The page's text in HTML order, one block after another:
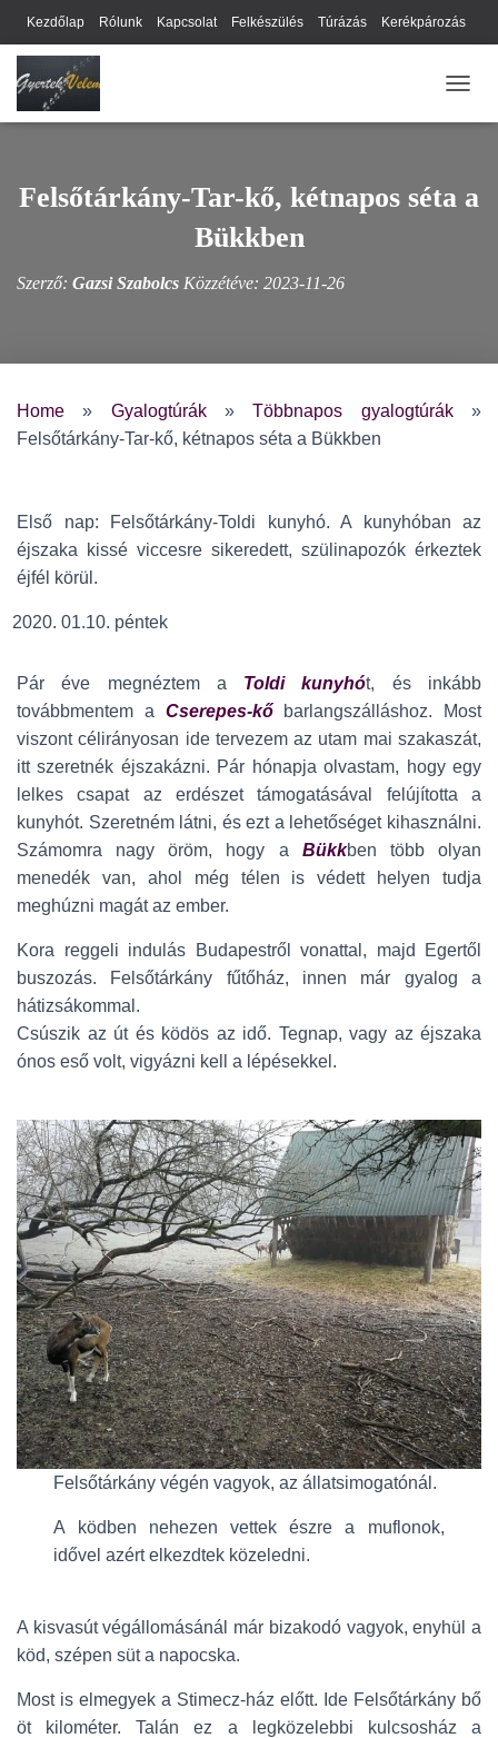
Kezdőlap Rólunk Kapcsolat Felkészülés Túrázás Kerékpározás
Webhely térkép
Felsőtárkány-Tar-kő, kétnapos séta a
Bükkben
Szerző: Gazsi Szabolcs Közzétéve: 2023-11-26
Home » Gyalogtúrák » Többnapos gyalogtúrák
»
Felsőtárkány-Tar-kő, kétnapos séta a Bükkben
Első nap: Felsőtárkány-Toldi kunyhó. A kunyhóban az
éjszaka kissé viccesre sikeredett, szülinapozók érkeztek
éjfél körül.
01.10. péntek
Pár éve megnéztem a Toldi kunyhót, és inkább
továbbmentem a Cserepes-kőbarlangszálláshoz. Most
viszont célirányosan ide tervezem az utam mai szakaszát,
itt szeretnék éjszakázni. Pár hónapja olvastam, hogy egy
lelkes csapat az erdészet támogatásával felújította a
kunyhót. Szeretném látni, és ezt a lehetőséget kihasználni.
Számomra nagy öröm, hogy a Bükkben több olyan
menedék van, ahol még télen is védett helyen tudja
meghúzni magát az ember.
Kora reggeli indulás Budapestről vonattal, majd Egertől
buszozás. Felsőtárkány fűtőház, innen már gyalog a
hátizsákommal.
Csúszik az út és ködös az idő. Tegnap, vagy az éjszaka
ónos eső volt, vigyázni kell a lépésekkel.
Felsőtárkány végén vagyok, az állatsimogatónál.
A ködben nehezen vettek észre a muflonok,
idővel azért elkezdtek közeledni.
A kisvasút végállomásánál már bizakodó vagyok, enyhül a
köd, szépen süt a napocska.
Most is elmegyek a Stimecz-ház előtt. Ide Felsőtárkány bő
öt kilométer. Talán ez a legközelebbi kulcsosház a